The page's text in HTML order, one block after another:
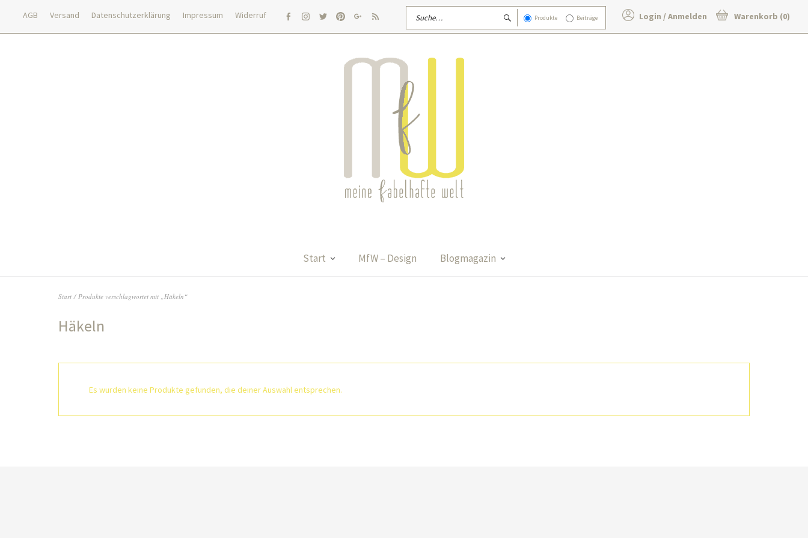
AGB Versand Datenschutzerklärung Impressum
Widerruf
facebookInstagram
twitterpinterest
google
rss
Produkte Beiträge Login / Anmelden Warenkorb (0)
Start MfW – Design Blogmagazin
Start / Produkte verschlagwortet mit „Häkeln“
Häkeln
Es wurden keine Produkte gefunden, die deiner Auswahl entsprechen.